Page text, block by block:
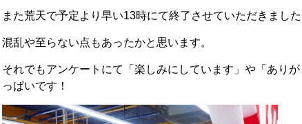
また荒天で予定より早い13時にて終了させていただきました
混乱や至らない点もあったかと思います。
それでもアンケートにて「楽しみにしています」や「あり
っぱいです！